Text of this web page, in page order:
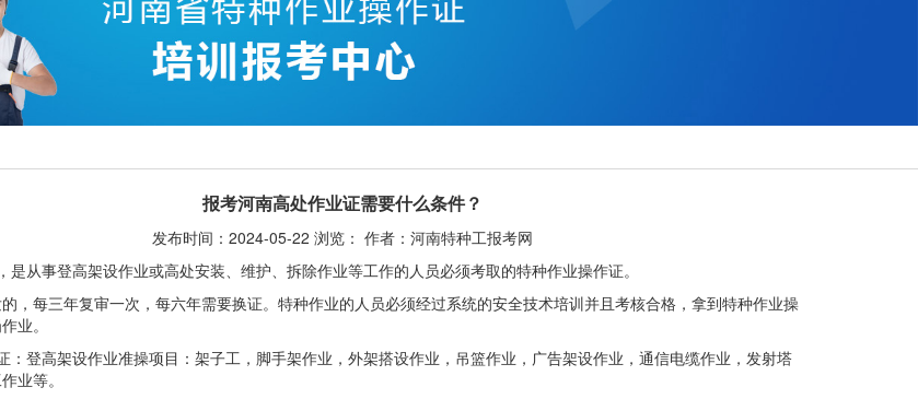
报考河南高处作业证需要什么条件？
发布时间：2024-05-22 浏览： 作者：河南特种工报考网
是从事登高架设作业或高处安装、维护、拆除作业等工作的人员必须考取的特种作业操作证。
，每三年复审一次，每六年需要换证。特种作业的人员必须经过系统的安全技术培训并且考核合格，拿到特种作业操
业。
：登高架设作业准操项目：架子工，脚手架作业，外架搭设作业，吊篮作业，广告架设作业，通信电缆作业，发射塔
业等。